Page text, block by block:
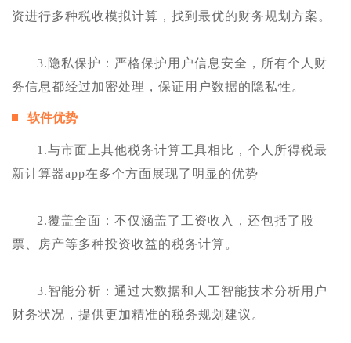
资进行多种税收模拟计算，找到最优的财务规划方案。
3.隐私保护：严格保护用户信息安全，所有个人财
务信息都经过加密处理，保证用户数据的隐私性。
软件优势
1.与市面上其他税务计算工具相比，个人所得税最
新计算器app在多个方面展现了明显的优势
2.覆盖全面：不仅涵盖了工资收入，还包括了股
票、房产等多种投资收益的税务计算。
3.智能分析：通过大数据和人工智能技术分析用户
财务状况，提供更加精准的税务规划建议。